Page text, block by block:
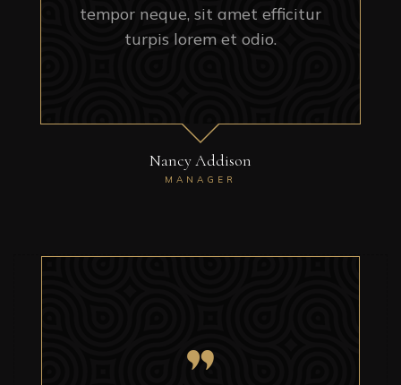
tempor neque, sit amet efficitur
turpis lorem et odio.
Nancy Addison
MANAGER